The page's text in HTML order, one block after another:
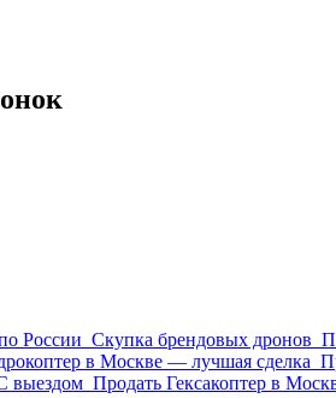
России Скупка брендовых дронов
в Москве — лучшая сделка
выездом Продать Гексакоптер в